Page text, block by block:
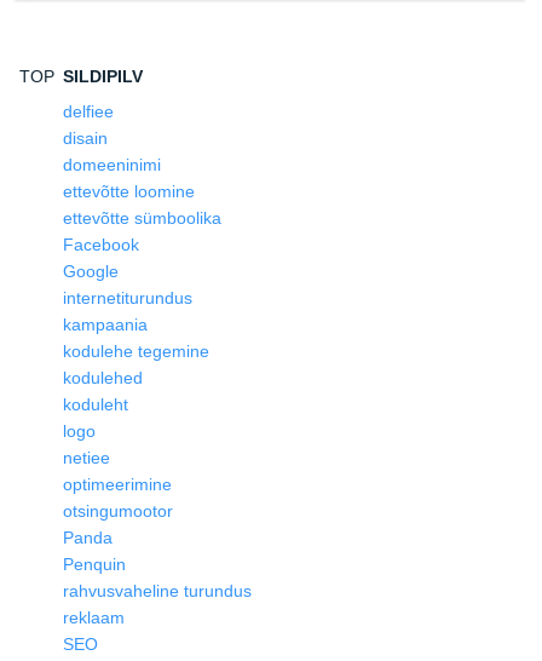
TOP SILDIPILV
delfiee
disain
domeeninimi
ettevõtte loomine
ettevõtte sümboolika
Facebook
Google
internetiturundus
kampaania
kodulehe tegemine
kodulehed
koduleht
logo
netiee
optimeerimine
otsingumootor
Panda
Penquin
rahvusvaheline turundus
reklaam
SEO